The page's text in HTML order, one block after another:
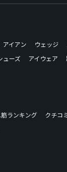
アイアン ウェッジ
ューズ アイウェア
ランキング
クチコ